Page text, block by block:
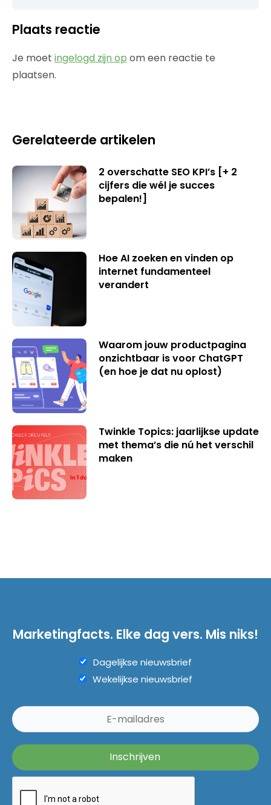
Plaats reactie
Je moet ingelogd zijn op om een reactie te
plaatsen.
Gerelateerde artikelen
2 overschatte SEO KPI’s [+ 2
cijfers die wél je succes
bepalen!]
Hoe AI zoeken en vinden op
internet fundamenteel
verandert
Waarom jouw productpagina
onzichtbaar is voor ChatGPT
(en hoe je dat nu oplost)
Twinkle Topics: jaarlijkse update
met thema’s die nú het verschil
maken
Marketingfacts. Elke dag vers. Mis niks!
Dagelijkse nieuwsbrief
Wekelijkse nieuwsbrief